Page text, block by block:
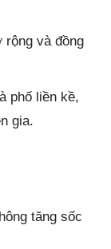
và đồng
phố liền kề,
gia.
tăng sốc